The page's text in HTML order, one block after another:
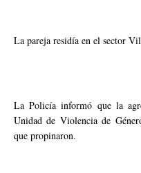
La pareja residía en el sector
La Policía informó que la
Unidad de Violencia de
que propinaron.